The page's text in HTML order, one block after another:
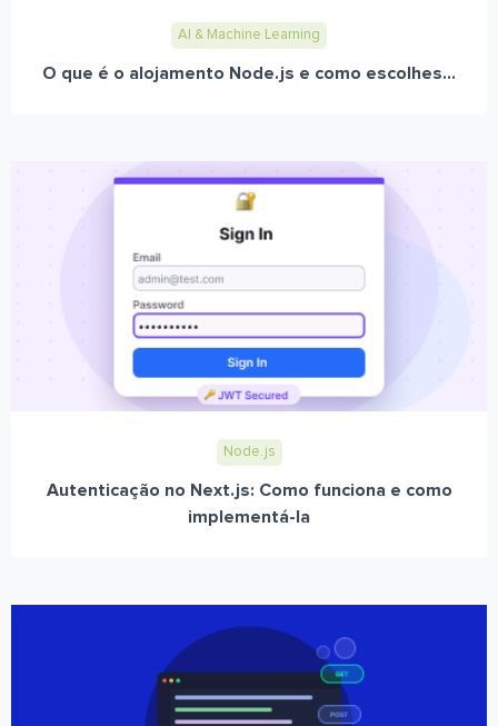
AI & Machine Learning
O que é o alojamento Node.js e como escolhes...
Node.js
Autenticação no Next.js: Como funciona e como
implementá-la